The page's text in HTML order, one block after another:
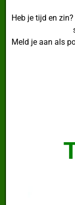
Heb je tijd en
Meld je aan als